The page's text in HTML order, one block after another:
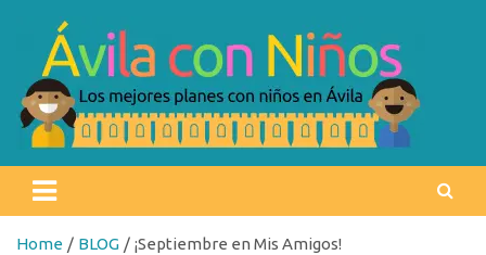
content
Ávila con niños
Home BLOG ¡Septiembre en Mis Amigos!